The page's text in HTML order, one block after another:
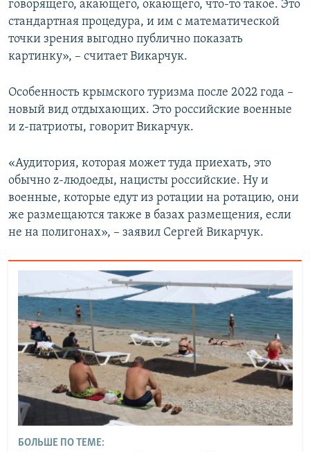
говорящего, акающего, окающего, что-то такое. Это
стандартная процедура, и им с математической
точки зрения выгодно публично показать
картинку», – считает Викарчук.
Особенность крымского туризма после 2022 года –
новый вид отдыхающих. Это российские военные
и z-патриоты, говорит Викарчук.
«Аудитория, которая может туда приехать, это
обычно z-людоеды, нацисты российские. Ну и
военные, которые едут из ротации на ротацию, они
же размещаются также в базах размещения, если
не на полигонах», – заявил Сергей Викарчук.
БОЛЬШЕ ПО ТЕМЕ: